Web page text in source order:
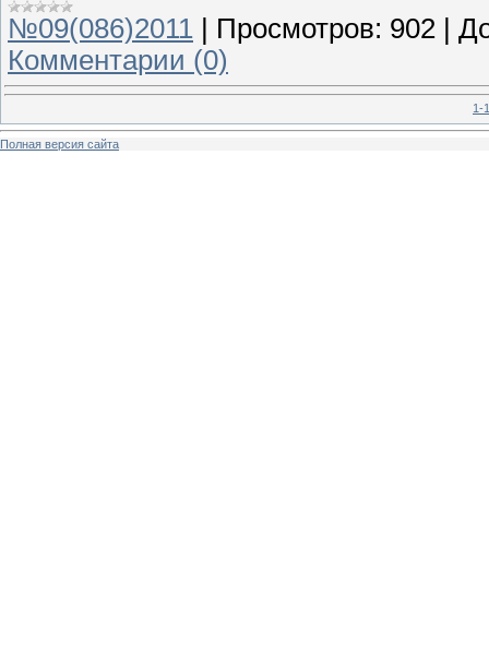
№09(086)2011 Просмотров: 902
Комментарии (0)
1-
Полная версия сайта